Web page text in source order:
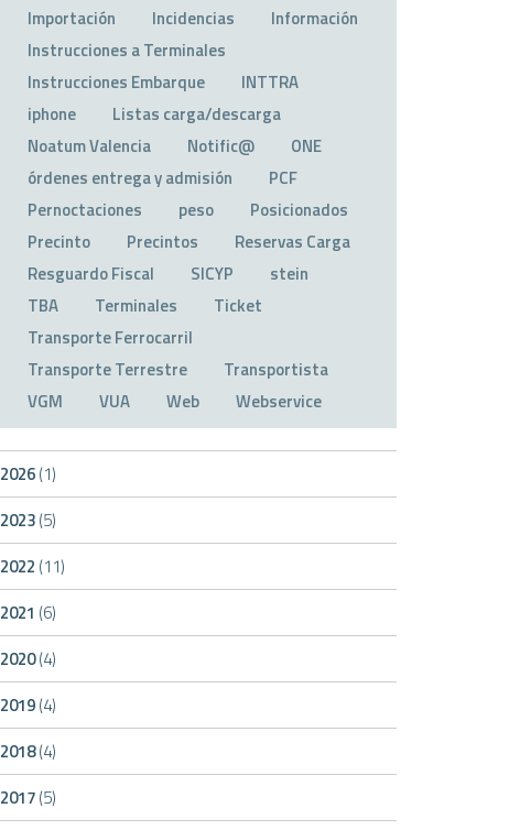
Importación
Incidencias
Información
Instrucciones a Terminales
Instrucciones Embarque
INTTRA
iphone
Listas carga/descarga
Noatum Valencia
Notific@
ONE
órdenes entrega y admisión
PCF
Pernoctaciones
peso
Posicionados
Precinto
Precintos
Reservas Carga
Resguardo Fiscal
SICYP
stein
TBA
Terminales
Ticket
Transporte Ferrocarril
Transporte Terrestre
Transportista
VGM
VUA Web Webservice
2026(1)
2023(5)
2022 (11)
2021 (6)
2020(4)
2019(4)
2018(4)
2017(5)